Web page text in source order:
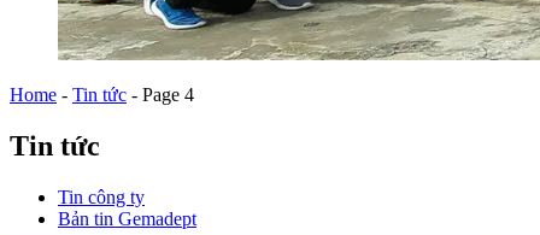
Home - Tin tức - Page 4
Tin tức
Tin công ty
Bản tin Gemadept